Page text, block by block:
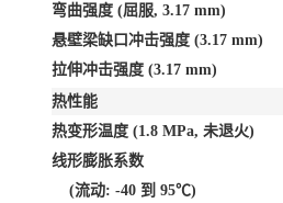
弯曲强度 (屈服, 3.17 mm)
悬壁梁缺口冲击强度 (3.17 mm)
拉伸冲击强度 (3.17 mm)
热性能
热变形温度 (1.8 MPa, 未退火)
线形膨胀系数
(流动: -40 到 95℃)